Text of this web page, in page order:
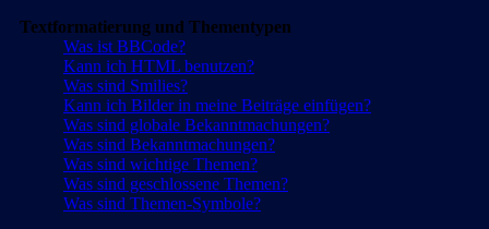
Textformatierung und Thementypen
Was ist BBCode?
Kann ich HTML benutzen?
Was sind Smilies?
Kann ich Bilder in meine Beiträge einfügen?
Was sind globale Bekanntmachungen?
Was sind Bekanntmachungen?
Was sind wichtige Themen?
Was sind geschlossene Themen?
Was sind Themen-Symbole?